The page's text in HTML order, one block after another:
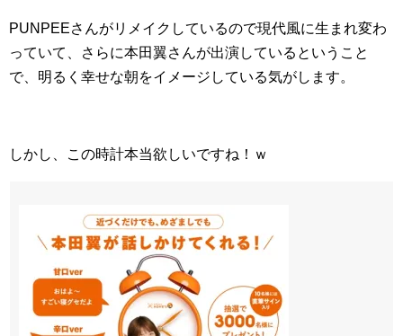
PUNPEEさんがリメイクしているので現代風に生まれ変わ
っていて、さらに本田翼さんが出演しているということ
で、明るく幸せな朝をイメージしている気がします。
しかし、この時計本当欲しいですね！ｗ